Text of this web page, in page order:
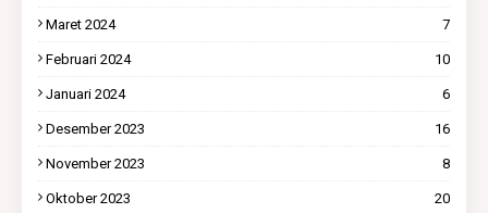
Maret 2024 7
Februari 2024 10
Januari 2024 6
Desember 2023 16
November 2023 8
Oktober 2023 20